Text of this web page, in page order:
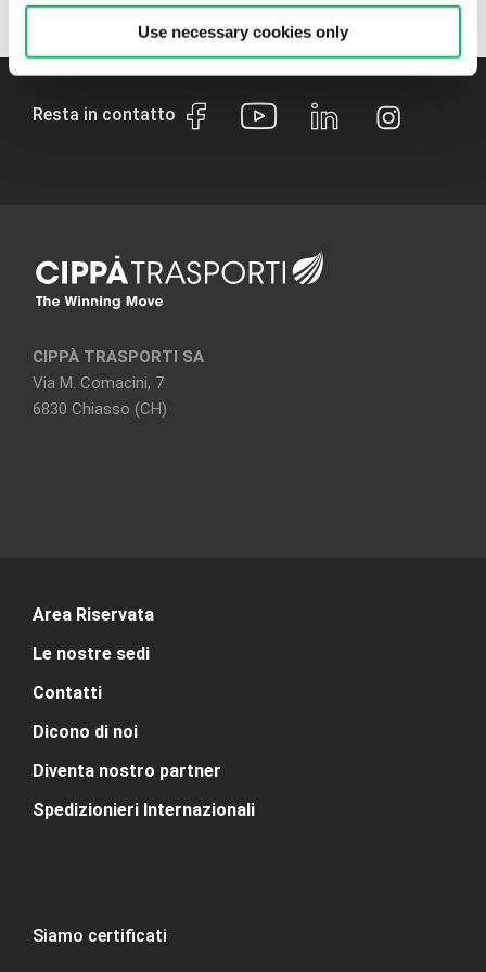
Use necessary cookies only
Resta in contatto
CIPPÀ TRASPORTI SA
Via M. Comacini, 7
6830 Chiasso (CH)
Area Riservata
Le nostre sedi
Contatti
Dicono di noi
Diventa nostro partner
Spedizionieri Internazionali
Siamo certificati